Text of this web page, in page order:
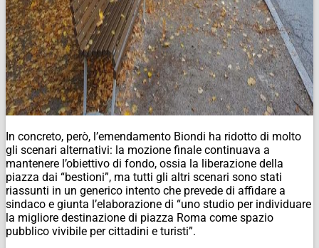
In concreto, però, l’emendamento Biondi ha ridotto di molto
gli scenari alternativi: la mozione finale continuava a
mantenere l’obiettivo di fondo, ossia la liberazione della
piazza dai “bestioni”, ma tutti gli altri scenari sono stati
riassunti in un generico intento che prevede di affidare a
sindaco e giunta l’elaborazione di “uno studio per individuare
la migliore destinazione di piazza Roma come spazio
pubblico vivibile per cittadini e turisti”.